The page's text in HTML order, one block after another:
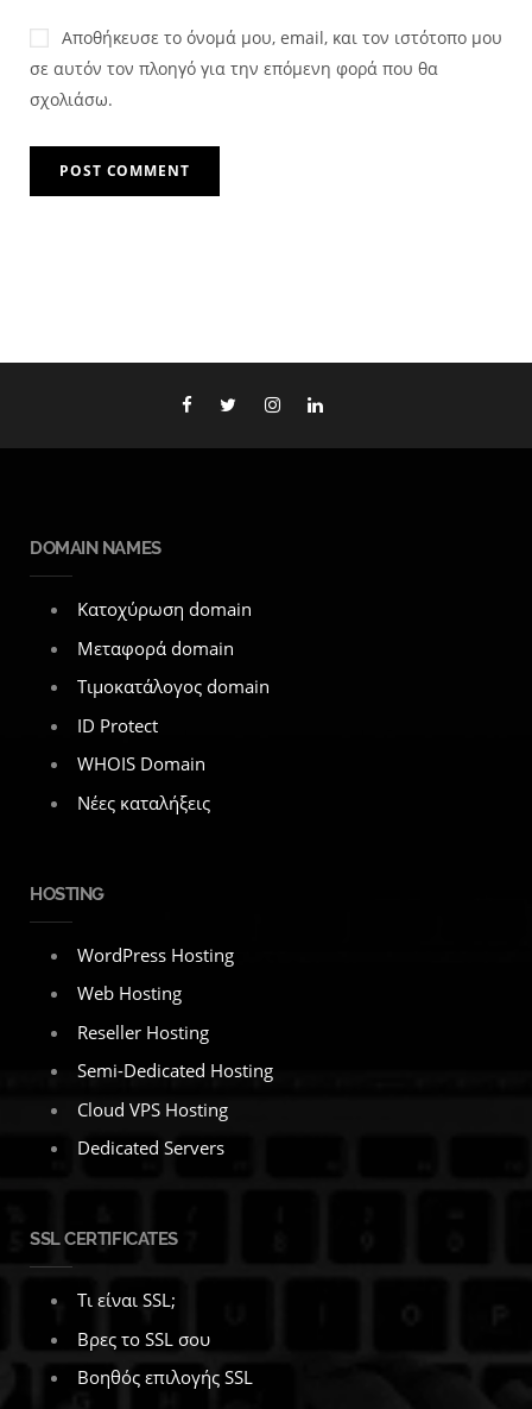
Αποθήκευσε το όνομά μου, email, και τον ιστότοπο μου
σε αυτόν τον πλοηγό για την επόμενη φορά που θα
σχολιάσω.
DOMAIN NAMES
Κατοχύρωση domain
Μεταφορά domain
Τιμοκατάλογος domain
ID Protect
WHOIS Domain
Νέες καταλήξεις
HOSTING
WordPress Hosting
Web Hosting
Reseller Hosting
Semi-Dedicated Hosting
Cloud VPS Hosting
Dedicated Servers
SSL CERTIFICATES
Τι είναι SSL;
Βρες το SSL σου
Βοηθός επιλογής SSL